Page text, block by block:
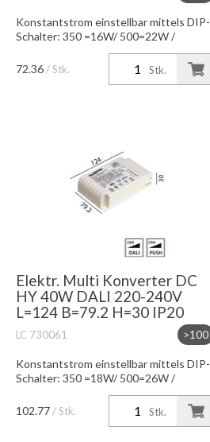
Konstantstrom einstellbar mittels DIP-
Schalter: 350 =16W/ 500=22W /
700=21W / 900mA=21W
Konstantspannung bei 12V=10W /
Stk.
72.36 / Stk.
Elektr. Multi Konverter DC
HY 40W DALI 220-240V
L=124 B=79.2 H=30 IP20
>100
LC 730061
Konstantstrom einstellbar mittels DIP-
Schalter: 350 =18W/ 500=26W /
700=36W / 900mA=40W
Konstantspannung bei 12V=10.5W /
Stk.
102.77 / Stk.